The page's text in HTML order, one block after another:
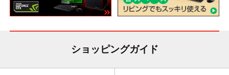
ショッピングガイド